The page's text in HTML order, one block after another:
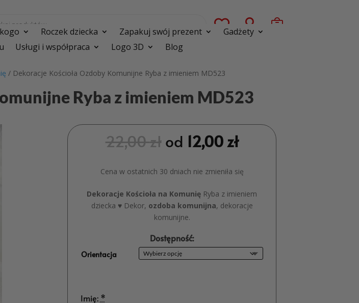
  
Roczek dziecka Zapakuj swój prezent
Gadżety
Usługi i współpraca Logo 3D Blog
/ Dekoracje Kościoła Ozdoby Komunijne Ryba z imieniem MD523
Ryba z imieniem MD523
22,00zł od 12,00zł
Cena w ostatnich 30 dniach nie zmieniła się
Dekoracje Kościoła na Komunię Ryba z imieniem
dziecka ♥ Dekor, ozdoba komunijna, dekoracje
komunijne.
Dostępność:
Orientacja
Imię: *